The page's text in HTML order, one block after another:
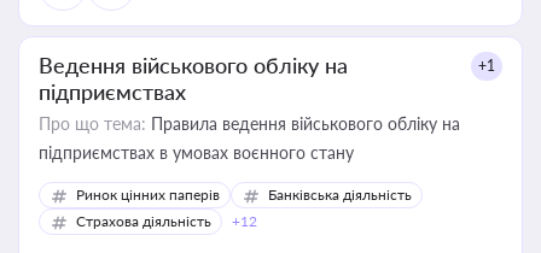
Ведення військового обліку на
підприємствах
+1
Про що тема: Правила ведення військового обліку на
підприємствах в умовах воєнного стану
Ринок цінних паперів
Банківська діяльність
Страхова діяльність
+12